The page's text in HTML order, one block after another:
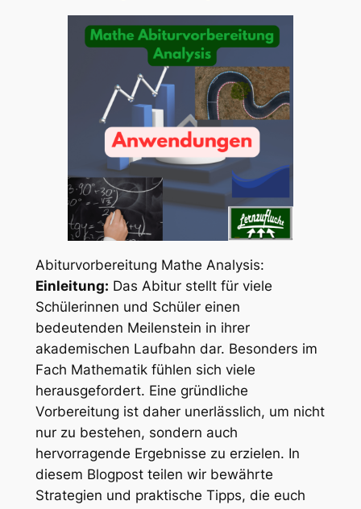
Abiturvorbereitung Mathe Analysis:
Einleitung: Das Abitur stellt für viele
Schülerinnen und Schüler einen
bedeutenden Meilenstein in ihrer
akademischen Laufbahn dar. Besonders im
Fach Mathematik fühlen sich viele
herausgefordert. Eine gründliche
Vorbereitung ist daher unerlässlich, um nicht
nur zu bestehen, sondern auch
hervorragende Ergebnisse zu erzielen. In
diesem Blogpost teilen wir bewährte
Strategien und praktische Tipps, die euch